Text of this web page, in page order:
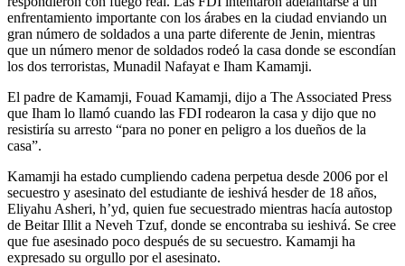
enfrentamiento importante con los árabes en la ciudad enviando un
gran número de soldados a una parte diferente de Jenin, mientras
que un número menor de soldados rodeó la casa donde se escondían
los dos terroristas, Munadil Nafayat e Iham Kamamji.
El padre de Kamamji, Fouad Kamamji, dijo a The Associated Press
que Iham lo llamó cuando las FDI rodearon la casa y dijo que no
resistiría su arresto “para no poner en peligro a los dueños de la
casa”.
Kamamji ha estado cumpliendo cadena perpetua desde 2006 por el
secuestro y asesinato del estudiante de ieshivá hesder de 18 años,
Eliyahu Asheri, h’yd, quien fue secuestrado mientras hacía autostop
de Beitar Illit a Neveh Tzuf, donde se encontraba su ieshivá. Se cree
que fue asesinado poco después de su secuestro. Kamamji ha
expresado su orgullo por el asesinato.